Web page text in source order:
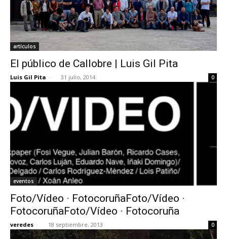
artículos
El público de Callobre | Luis Gil Pita
Luis Gil Pita - 31 julio, 2014 0
eventos
Foto/Vídeo · FotocoruñaFoto/Vídeo ·
FotocoruñaFoto/Vídeo · Fotocoruña
veredes - 18 septiembre, 2013 0